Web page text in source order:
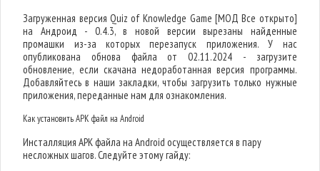
Загруженная версия Quiz of Knowledge Game [МОД Все открыто]
на Андроид - 0.4.3, в новой версии вырезаны найденные
промашки из-за которых перезапуск приложения. У нас
опубликована обнова файла от 02.11.2024 - загрузите
обновление, если скачана недоработанная версия программы.
Добавляйтесь в наши закладки, чтобы загрузить только нужные
приложения, переданные нам для ознакомления.
Как установить APK файл на Android
Инсталляция APK файла на Android осуществляется в пару
несложных шагов. Следуйте этому гайду: